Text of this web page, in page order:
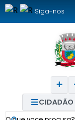
Siga-nos
CIDADÃO